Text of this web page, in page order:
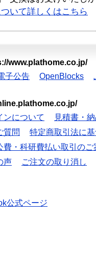
いて詳しくはこちら
www.plathome.co.jp/
子公告 OpenBlocks
ンについて
見積書・
質問
特定商取引法に
費・科研費払い取引のご
声 ご注文の取り消し
公式ページ